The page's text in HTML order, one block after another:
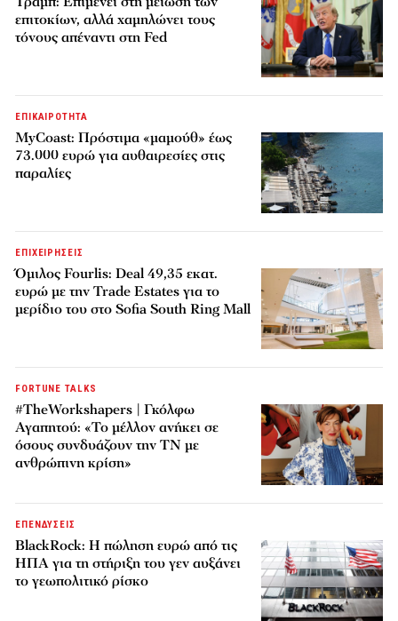
επιτοκίων, αλλά χαμηλώνει τους
τόνους απέναντι στη Fed
ΕΠΙΚΑΙΡΟΤΗΤΑ
MyCoast: Πρόστιμα «μαμούθ» έως
73.000 ευρώ για αυθαιρεσίες στις
παραλίες
ΕΠΙΧΕΙΡΗΣΕΙΣ
Όμιλος Fourlis: Deal 49,35 εκατ.
ευρώ με την Trade Estates για το
μερίδιο του στο Sofia South Ring Mall
FORTUNE TALKS
#TheWorkshapers | Γκόλφω
Αγαπητού: «Το μέλλον ανήκει σε
όσους συνδυάζουν την ΤΝ με
ανθρώπινη κρίση»
ΕΠΕΝΔΥΣΕΙΣ
BlackRock: Η πώληση ευρώ από τις
ΗΠΑ για τη στήριξη του γεν αυξάνει
το γεωπολιτικό ρίσκο